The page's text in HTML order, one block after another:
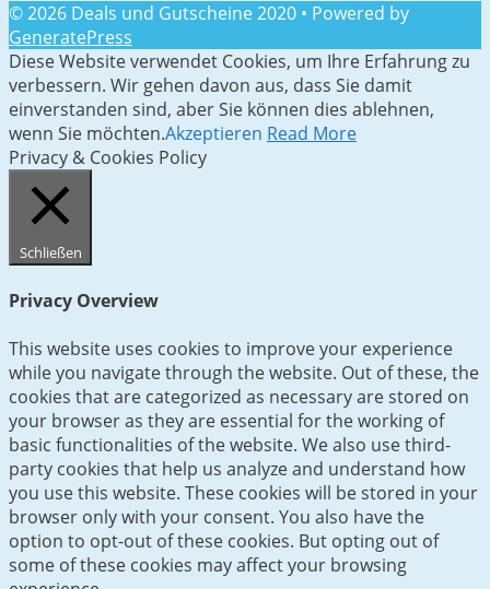
© 2026 Deals und Gutscheine 2020 • Powered by
GeneratePress
Diese Website verwendet Cookies, um Ihre Erfahrung zu
verbessern. Wir gehen davon aus, dass Sie damit
einverstanden sind, aber Sie können dies ablehnen,
wenn Sie möchten.Akzeptieren Read More
Privacy & Cookies Policy
Schließen
Privacy Overview
This website uses cookies to improve your experience
while you navigate through the website. Out of these, the
cookies that are categorized as necessary are stored on
your browser as they are essential for the working of
basic functionalities of the website. We also use third-
party cookies that help us analyze and understand how
you use this website. These cookies will be stored in your
browser only with your consent. You also have the
option to opt-out of these cookies. But opting out of
some of these cookies may affect your browsing